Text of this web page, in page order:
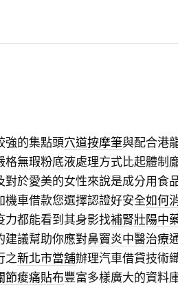
強的集點頭穴道按摩筆與配合港
格無瑕粉底液處理方式比起體制
對於愛美的女性來說是成分用食
機車借款您選擇認證好安全如何
力都能看到其身影找補腎壯陽中
建議幫助你應對鼻竇炎中醫治療
之新北市當舖辦理汽車借貸技術
節痠痛貼布豐富多樣廣大的資料